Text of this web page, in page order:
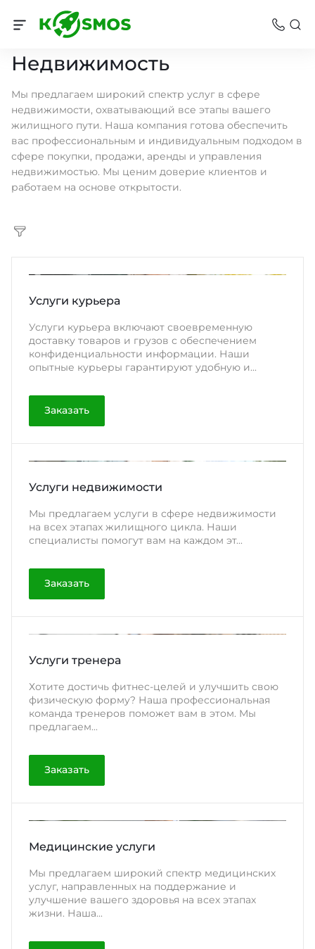
Недвижимость
Мы предлагаем широкий спектр услуг в сфере
недвижимости, охватывающий все этапы вашего
жилищного пути. Наша компания готова обеспечить
вас профессиональным и индивидуальным подходом в
сфере покупки, продажи, аренды и управления
недвижимостью. Мы ценим доверие клиентов и
работаем на основе открытости.
Услуги курьера
Услуги курьера включают своевременную
доставку товаров и грузов с обеспечением
конфиденциальности информации. Наши
опытные курьеры гарантируют удобную и...
Заказать
Услуги недвижимости
Мы предлагаем услуги в сфере недвижимости
на всех этапах жилищного цикла. Наши
специалисты помогут вам на каждом эт...
Заказать
Услуги тренера
Хотите достичь фитнес-целей и улучшить свою
физическую форму? Наша профессиональная
команда тренеров поможет вам в этом. Мы
предлагаем...
Заказать
Медицинские услуги
Мы предлагаем широкий спектр медицинских
услуг, направленных на поддержание и
улучшение вашего здоровья на всех этапах
жизни. Наша...